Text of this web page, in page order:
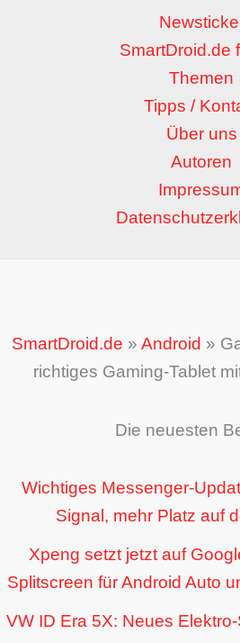
SmartDroid.de
Themen
Tipps /
Über uns
Autoren
SmartDroid.de » Android »
richtiges Gaming-Tablet
Die neuesten
Wichtiges Messenger-
Signal, mehr Platz auf
Xpeng setzt jetzt auf
Splitscreen für Android Auto
VW ID Era 5X: Neues